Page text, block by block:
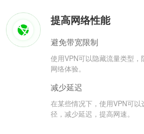
提高网络性能
避免带宽限制
使用VPN可以隐藏流量类型
网络体验。
减少延迟
在某些情况下，使用VPN可以
径，减少延迟，提高网速。